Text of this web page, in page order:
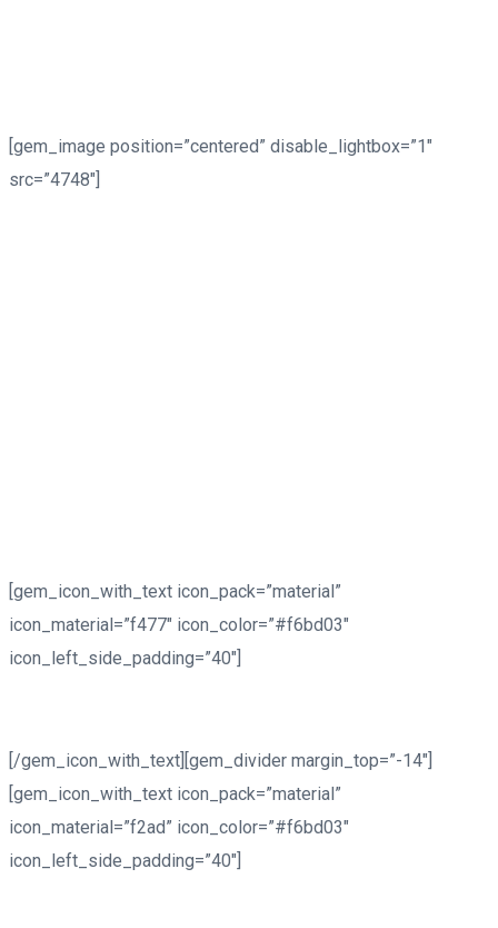
[gem_image position=”centered” disable_lightbox=”1″
src=”4748″]
[gem_icon_with_text icon_pack=”material”
icon_material=”f477″ icon_color=”#f6bd03″
icon_left_side_padding=”40″]
[/gem_icon_with_text][gem_divider margin_top=”-14″]
[gem_icon_with_text icon_pack=”material”
icon_material=”f2ad” icon_color=”#f6bd03″
icon_left_side_padding=”40″]